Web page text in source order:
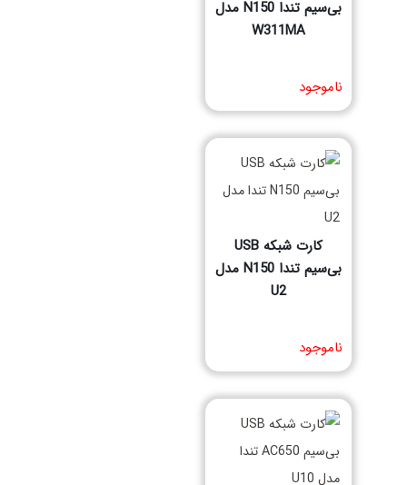
بی‌سیم تندا N150 مدل
W311MA
ناموجود
مشخصات فنی محصول
کارت شبکه USB
بی‌سیم تندا N150 مدل
U2
ناموجود
مشخصات فنی محصول